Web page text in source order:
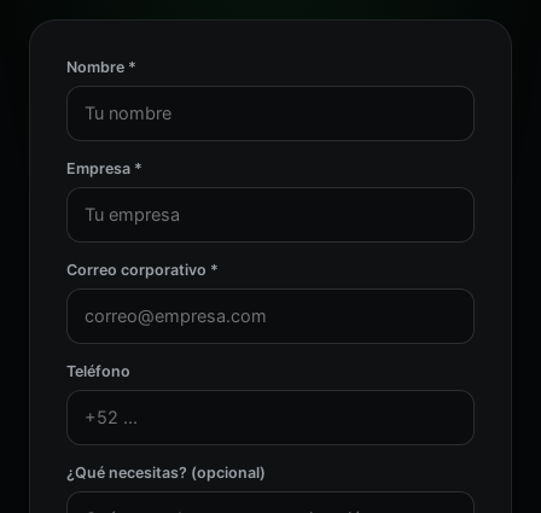
Nombre *
Empresa *
Correo corporativo *
Teléfono
¿Qué necesitas? (opcional)